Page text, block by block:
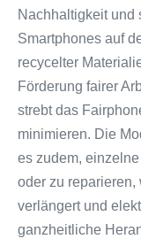
Nachhaltigkeit und
Smartphones auf
recycelter
Förderung fairer
strebt das
minimieren. Die
es zudem,
oder zu
verlängert und
ganzheitliche